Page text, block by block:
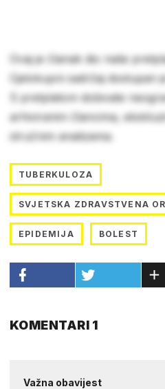
Ovaj je članak dio naše
Cjelokupni sadržaj dostupan
S pretplatom dobivate
arhiviranim člancima,
stručnim analizama.
TUBERKULOZA
SVJETSKA ZDRAVSTVENA
EPIDEMIJA BOLEST
KOMENTARI 1
Važna obavijest